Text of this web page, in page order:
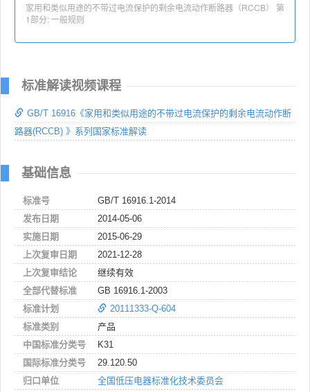
家用和类似用途的不带过电流保护的剩余电流动作断路器（RCCB） 第
1部分: 一般规则
标准解读视频课程
GB/T 16916《家用和类似用途的不带过电流保护的剩余电流动作断
路器(RCCB) 》系列国家标准解读
基础信息
标准号
GB/T 16916.1-2014
发布日期
2014-05-06
实施日期
2015-06-29
上次复审日期
2021-12-28
上次复审结论
继续有效
全部代替标准
GB 16916.1-2003
标准计划
20111333-Q-604
标准类别
产品
中国标准分类号
K31
国际标准分类号
29.120.50
归口单位
全国低压电器标准化技术委员会